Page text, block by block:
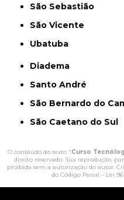
São Sebastião
São Vicente
Ubatuba
Diadema
Santo André
São Bernardo do
São Caetano do Sul
O conteúdo do texto "Curso
direito reservado. Sua reprodução,
proibida sem a autorização do autor.
do Código Penal – Lei